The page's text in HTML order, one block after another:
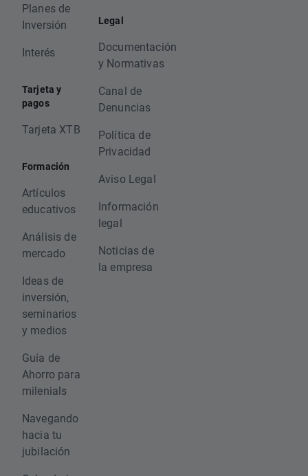
Planes de
Inversión
Interés
Tarjeta y
pagos
Tarjeta XTB
Formación
Artículos
educativos
Análisis de
mercado
Ideas de
inversión,
seminarios
y medios
Guía de
Ahorro para
milenials
Navegando
hacia tu
jubilación
Legal
Documentación
y Normativas
Canal de
Denuncias
Política de
Privacidad
Aviso Legal
Información
legal
Noticias de
la empresa